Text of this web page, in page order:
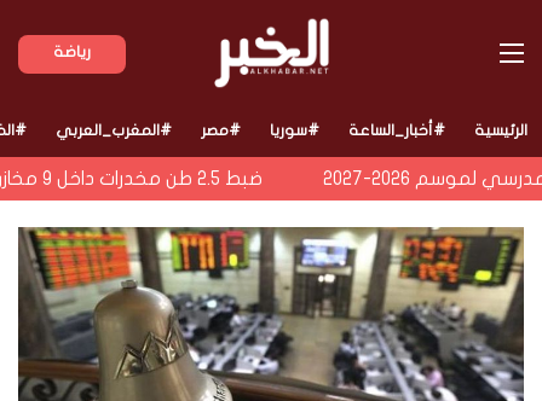
رياضة القائمة
الرئيسية #أخبار_الساعة #سوريا #مصر #المغرب_العربي
2026-2027 ضبط 2.5 طن مخدرات داخل 9 مخازن سرية في الإسماعيلية بقيمة 1.4 مليار جنيه